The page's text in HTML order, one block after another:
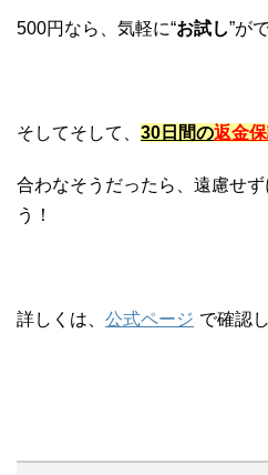
500円なら、気軽に“お試し”が
そしてそして、 30日間の返金
合わなそうだったら、遠慮せ
う！
詳しくは、 公式ページ で確認